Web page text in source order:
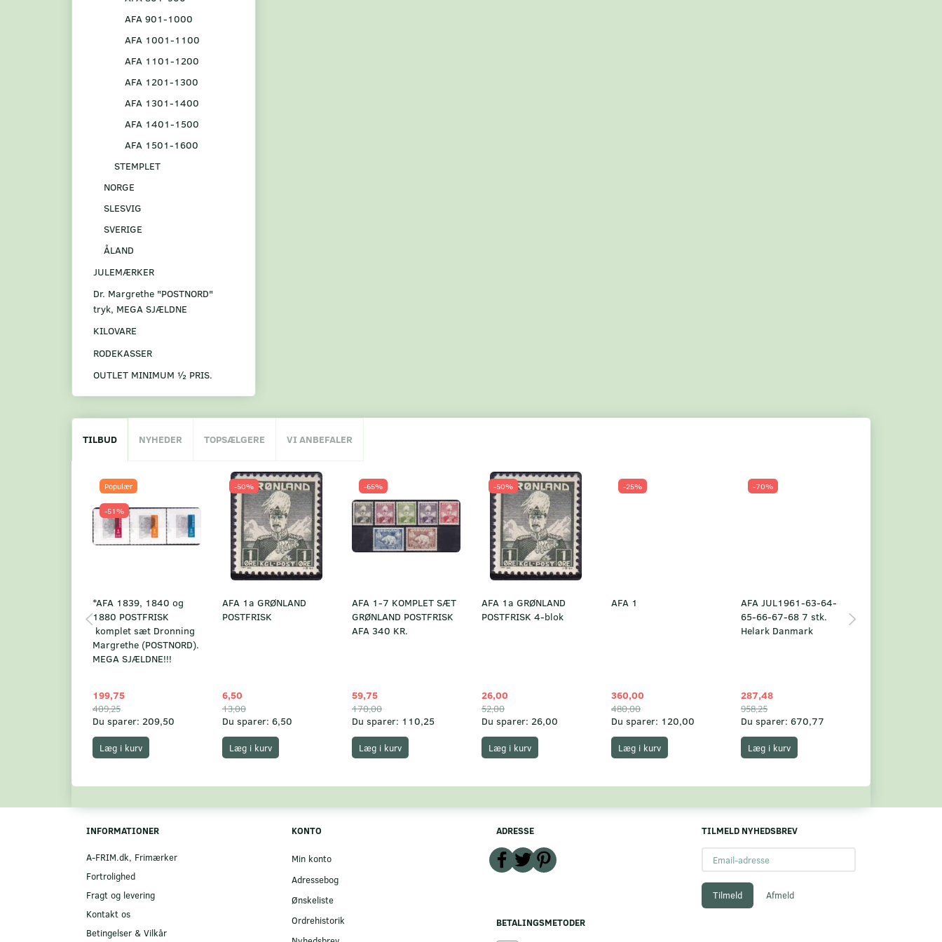
AFA 901-1000
AFA 1001-1100
AFA 1101-1200
AFA 1201-1300
AFA 1301-1400
AFA 1401-1500
AFA 1501-1600
STEMPLET
NORGE
SLESVIG
SVERIGE
ÅLAND
JULEMÆRKER
Dr. Margrethe "POSTNORD"
tryk, MEGA SJÆLDNE
KILOVARE
RODEKASSER
OUTLET MINIMUM ½ PRIS.
TILBUD NYHEDER TOPSÆLGERE VI ANBEFALER
Populær
-51%
*AFA 1839, 1840 og
1880 POSTFRISK
komplet sæt Dronning
Margrethe (POSTNORD).
MEGA SJÆLDNE!!!
199,75
409,25
Du sparer: 209,50
Læg i kurv
-50%
AFA 1a GRØNLAND
POSTFRISK
6,50
13,00
Du sparer: 6,50
Læg i kurv
-65%
AFA 1-7 KOMPLET SÆT
GRØNLAND POSTFRISK
AFA 340 KR.
59,75
170,00
Du sparer: 110,25
Læg i kurv
-50%
AFA 1a GRØNLAND
POSTFRISK 4-blok
26,00
52,00
Du sparer: 26,00
Læg i kurv
-25%
AFA 1
360,00
480,00
Du sparer: 120,00
Læg i kurv
-70%
AFA JUL1961-63-64-
65-66-67-68 7 stk.
Helark Danmark
287,48
958,25
Du sparer: 670,77
Læg i kurv
INFORMATIONER
A-FRIM.dk, Frimærker
Fortrolighed
Fragt og levering
Kontakt os
Betingelser & Vilkår
KONTO
Min konto
Adressebog
Ønskeliste
Ordrehistorik
ADRESSE
BETALINGSMETODER
TILMELD NYHEDSBREV
adresse
Tilmeld Afmeld